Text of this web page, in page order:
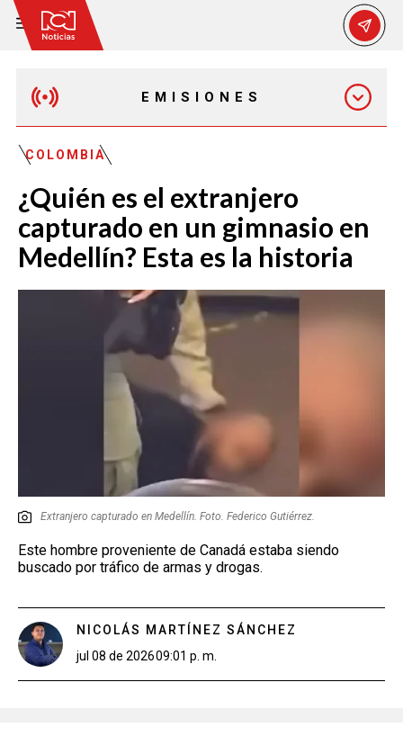
EMISIONES
EMISIÓN 7:00 PM
COLOMBIA
¿Quién es el extranjero
capturado en un gimnasio en
Medellín? Esta es la historia
Extranjero capturado en Medellín. Foto. Federico Gutiérrez.
Este hombre proveniente de Canadá estaba siendo
buscado por tráfico de armas y drogas.
NICOLÁS MARTÍNEZ SÁNCHEZ
jul 08 de 202609:01 p. m.